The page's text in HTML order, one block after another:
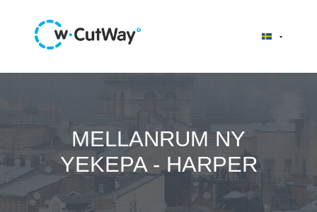
MELLANRUM NY
YEKEPA - HARPER